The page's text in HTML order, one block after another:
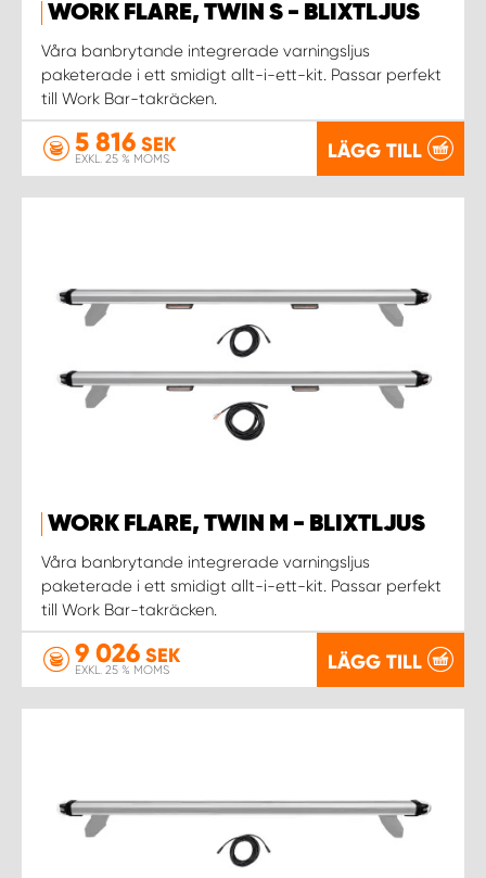
WORK FLARE, TWIN S - BLIXTLJUS
Våra banbrytande integrerade varningsljus
paketerade i ett smidigt allt-i-ett-kit. Passar perfekt
till Work Bar-takräcken.
5 816 SEK
EXKL. 25 % MOMS LÄGG TILL
WORK FLARE, TWIN M - BLIXTLJUS
Våra banbrytande integrerade varningsljus
paketerade i ett smidigt allt-i-ett-kit. Passar perfekt
till Work Bar-takräcken.
9 026 SEK
EXKL. 25 % MOMS LÄGG TILL
WORK SYSTEM VARBERG
WORK SYSTEM VÄRNAMO
WORK SYSTEM VÄSTERÅS
WORK SYSTEM VÄXJÖ
WORK SYSTEM ÖSTERSUND